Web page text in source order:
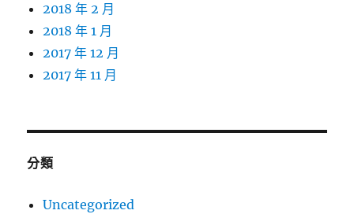
2018 年 2 月
2018 年 1 月
2017 年 12 月
2017 年 11 月
分類
Uncategorized